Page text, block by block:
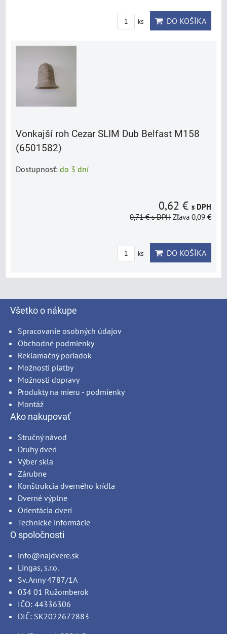
ks DO KOŠÍKA
Vonkajší roh Cezar SLIM Dub Belfast M158
(6501582)
Dostupnosť: do 3 dní
0,62 € s DPH
0,71 €s DPH Zľava 0,09 €
ks DO KOŠÍKA
Všetko o nákupe
Spracovanie osobných údajov
Obchodné podmienky
Reklamačný poriadok
Možnosti platby
Možnosti dopravy
Produkty na mieru - podmienky
Montáž
Ako nakupovať
Stručný návod
Druhy dverí
Výber skla
Zárubne
Konštrukcia dverného krídla
Dverné výplne
Orientácia dverí
Technické informácie
O spoločnosti
info@najdvere.sk
Lingas, s.r.o.
Sv. Anny 4787/1A
034 01 Ružomberok
IČO: 44336306
DIČ: SK2022672883